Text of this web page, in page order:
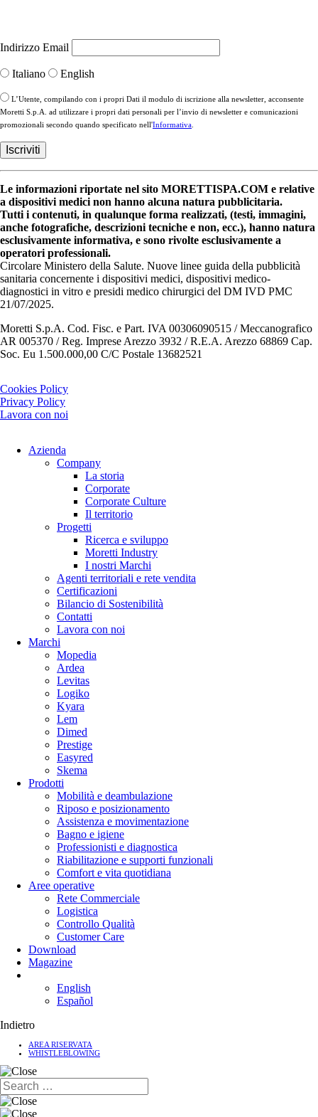
Indirizzo Email
Italiano English
L’Utente, compilando con i propri Dati il modulo di iscrizione alla newsletter, acconsente
Moretti S.p.A. ad utilizzare i propri dati personali per l’invio di newsletter e comunicazioni
promozionali secondo quando specificato nell'Informativa
Le informazioni riportate nel sito MORETTISPA.COM e relative
a dispositivi medici non hanno alcuna natura pubblicitaria.
Tutti i contenuti, in qualunque forma realizzati, (testi, immagini,
anche fotografiche, descrizioni tecniche e non, ecc.), hanno natura
esclusivamente informativa, e sono rivolte esclusivamente a
operatori professionali.
Circolare Ministero della Salute. Nuove linee guida della pubblicità
sanitaria concernente i dispositivi medici, dispositivi medico-
diagnostici in vitro e presidi medico chirurgici del DM IVD PMC
21/07/2025.
Moretti S.p.A. Cod. Fisc. e Part. IVA 00306090515 / Meccanografico
AR 005370 / Reg. Imprese Arezzo 3932 / R.E.A. Arezzo 68869 Cap.
Soc. Eu 1.500.000,00 C/C Postale 13682521
Cookies Policy
Privacy Policy
Lavora con noi
Azienda
Company
La storia
Corporate
Corporate Culture
Il territorio
Progetti
Ricerca e sviluppo
Moretti Industry
I nostri Marchi
Agenti territoriali e rete vendita
Certificazioni
Bilancio di Sostenibilità
Contatti
Lavora con noi
Marchi
Mopedia
Ardea
Levitas
Logiko
Kyara
Lem
Dimed
Prestige
Easyred
Skema
Prodotti
Mobilità e deambulazione
Riposo e posizionamento
Assistenza e movimentazione
Bagno e igiene
Professionisti e diagnostica
Riabilitazione e supporti funzionali
Comfort e vita quotidiana
Aree operative
Rete Commerciale
Logistica
Controllo Qualità
Customer Care
Download
Magazine
English
Español
Indietro
AREA RISERVATA
WHISTLEBLOWING